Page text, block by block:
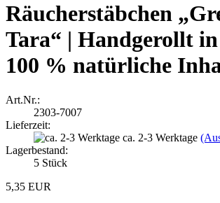
Räucherstäbchen
Tara“ | Handgerollt
100 % natürliche
Art.Nr.:
2303-7007
Lieferzeit:
ca. 2-3 Werktage
Lagerbestand:
5 Stück
5,35 EUR